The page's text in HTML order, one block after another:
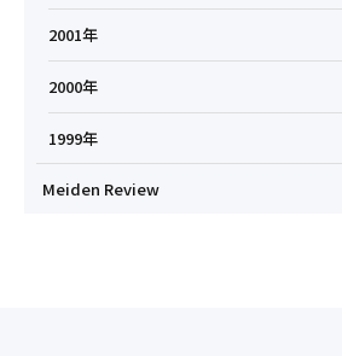
2001年
2000年
1999年
Meiden Review